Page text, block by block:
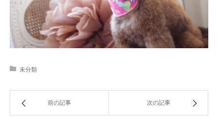
未分類
前の記事 次の記事